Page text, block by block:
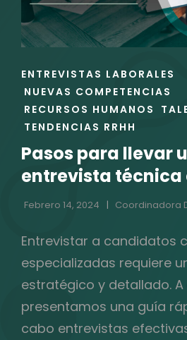
ENLACES
DE
LAS
CATEGORÍAS
ENTREVISTAS LABORALES
NUEVAS COMPETENCIAS
RECURSOS HUMANOS
TENDENCIAS RRHH
Pasos para llevar
entrevista técnica
Febrero 14, 2024 Coordinadora
Entrevistar a candidatos
especializadas requiere
estratégico y detallado.
presentamos una guía
cabo entrevistas